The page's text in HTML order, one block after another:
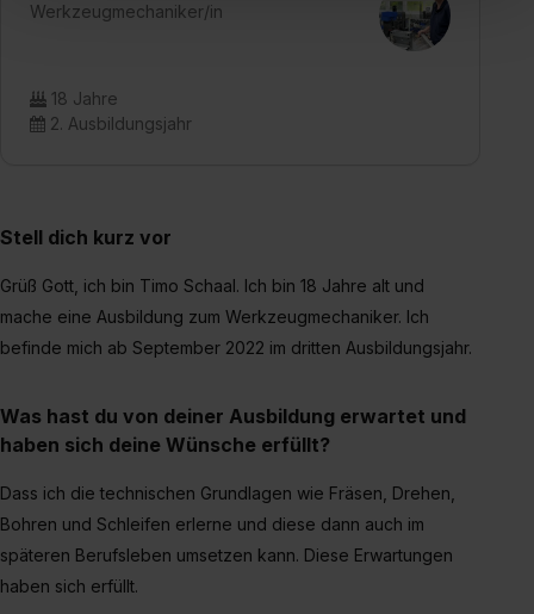
„Social Media und Marketing“ bist du auch damit
einverstanden, dass dir nach Setzen der Cookies externe
erforderliche personenbezogene Daten an Social Media
Dienste, ggfs. mit Sitz in den USA, übermittelt werden.
Auswahl über die Checkboxen und klick auf „Auswahl
der Kategorien „Präferenzen“, „Statistiken“ und „Social
Media und Marketing“ umfasst hierbei die Einwilligung
zur Übermittlung deiner Daten in die USA (Art. 49 Abs. 1
angemessenes Datenschutzniveau (EuGH – Schrems
II). Du kannst die von dir erteilte Einwilligung jederzeit mit
Datenschutzerklärung unter dem Punkt „Datenschutz-
Einstellungen“ widerrufen. Weitere Informationen zu den
einzelnen Cookies findest du durch Klick auf „Details
zeigen“. Weitere Informationen:
Werkzeugmechaniker/in
18 Jahre
2. Ausbildungsjahr
Stell dich kurz vor
Grüß Gott, ich bin Timo Schaal. Ich bin 18 Jahre alt und
mache eine Ausbildung zum Werkzeugmechaniker. Ich
befinde mich ab September 2022 im dritten Ausbildungsjahr.
Was hast du von deiner Ausbildung erwartet und
haben sich deine Wünsche erfüllt?
Dass ich die technischen Grundlagen wie Fräsen, Drehen,
Bohren und Schleifen erlerne und diese dann auch im
späteren Berufsleben umsetzen kann. Diese Erwartungen
haben sich erfüllt.